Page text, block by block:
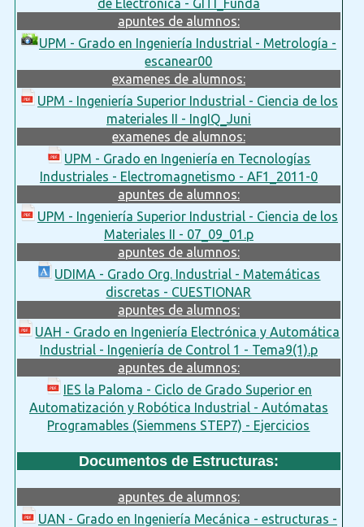
apuntes de alumnos:
UPM - Grado en Ingeniería Industrial - Metrología -
escanear00
examenes de alumnos:
UPM - Ingeniería Superior Industrial - Ciencia de los
materiales II - IngIQ_Juni
examenes de alumnos:
UPM - Grado en Ingeniería en Tecnologías
Industriales - Electromagnetismo - AF1_2011-0
apuntes de alumnos:
UPM - Ingeniería Superior Industrial - Ciencia de los
Materiales II - 07_09_01.p
apuntes de alumnos:
UDIMA - Grado Org. Industrial - Matemáticas
discretas - CUESTIONAR
apuntes de alumnos:
UAH - Grado en Ingeniería Electrónica y Automática
Industrial - Ingeniería de Control 1 - Tema9(1).p
apuntes de alumnos:
IES la Paloma - Ciclo de Grado Superior en
Automatización y Robótica Industrial - Autómatas
Programables (Siemmens STEP7) - Ejercicios
Documentos de Estructuras:
apuntes de alumnos:
UAN - Grado en Ingeniería Mecánica - estructuras -